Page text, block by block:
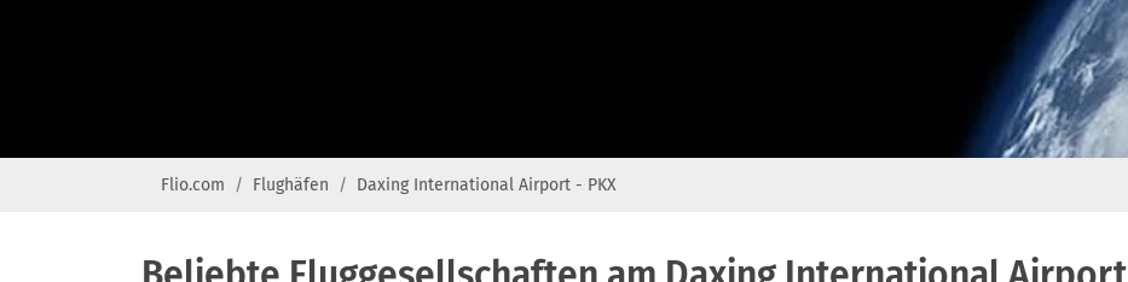
Flio.com Flughäfen Daxing International Airport - PKX